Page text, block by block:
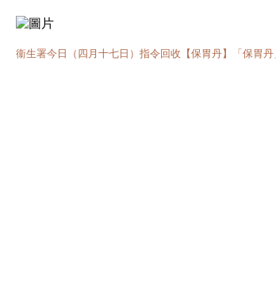
衞生署今日（四月十七日）指令回收【保胃丹】「保胃